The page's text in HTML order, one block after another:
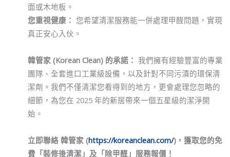
面或木地板。
您重視健康： 您希望清潔服務能一併處理甲醛問題，實現
真正安心入伙。
韓管家 (Korean Clean) 的承諾： 我們擁有經驗豐富的專業
團隊、全套進口工業級設備，以及針對不同污漬的環保清
潔劑。我們不僅清潔您看得到的地方，更會處理您忽略的
細節，為您在 2025 年的新居帶來一個五星級的潔淨開
始。
立即聯絡 韓管家 (https://koreanclean.com/)，獲取您的免
費「裝修後清潔」及「除甲醛」服務報價！